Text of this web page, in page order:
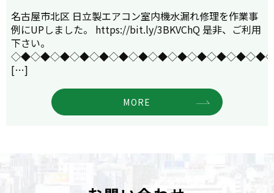
名古屋市北区 日立製エアコン室内機水漏れ修理を作業事
例にUPしました。 https://bit.ly/3BKVChQ 是非、ご利用
下さい。
[…]
MORE